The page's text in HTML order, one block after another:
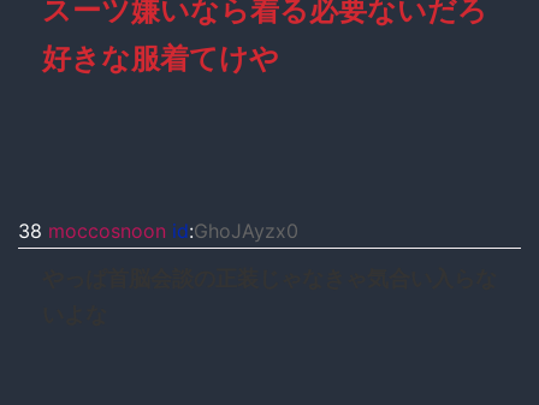
スーツ嫌いなら着る必要ないだろ
好きな服着てけや
38 moccosnoon id:GhoJAyzx0